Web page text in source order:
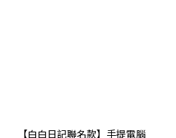
【白白日記聯名款】手提電腦